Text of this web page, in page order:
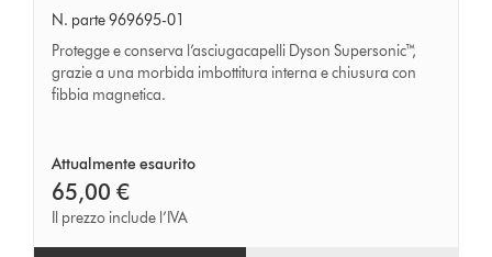
rossa
N. parte 969695-01
Protegge e conserva l’asciugacapelli Dyson Supersonic™,
grazie a una morbida imbottitura interna e chiusura con
fibbia magnetica.
Attualmente esaurito
65,00 €
Il prezzo include l’IVA